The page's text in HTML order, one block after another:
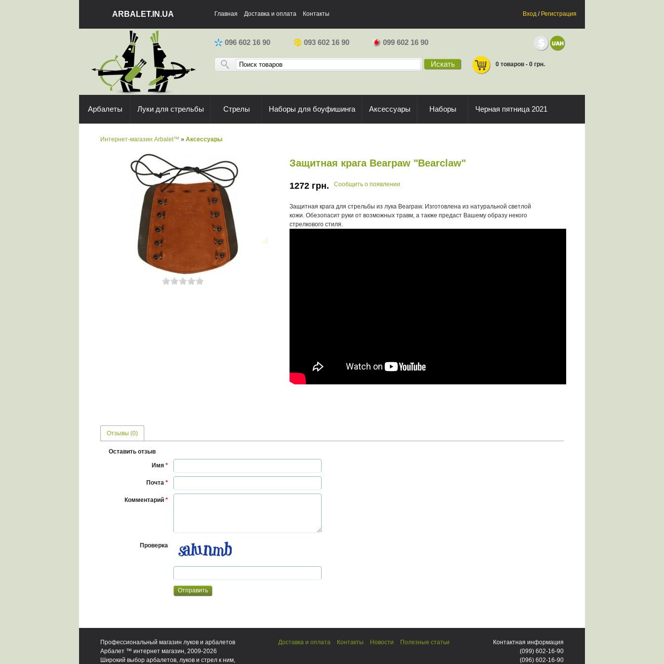
ARBALET.IN.UA Главная Доставка и оплата Контакты Вход / Регистрация
096 602 16 90 093 602 16 90 099 602 16 90
Искать 0 товаров - 0 грн.
Арбалеты Луки для стрельбы Стрелы Наборы для боуфишинга Аксессуары Наборы Черная пятница 2021
Интернет-магазин Arbalet™ » Аксессуары
Защитная крага Bearpaw "Bearclaw"
1272 грн. Сообщить о появлении
Защитная крага для стрельбы из лука Bearpaw. Изготовлена из натуральной светлой
кожи. Обезопасит руки от возможных травм, а также предаст Вашему образу некого
стрелкового стиля.
Отзывы (0)
Оставить отзыв
Имя *
Почта *
Комментарий *
Проверка
Профессиональный магазин луков и арбалетов
Арбалет ™ интернет магазин, 2009-2026
Широкий выбор арбалетов, луков и стрел к ним,
Доставка и оплата Контакты Новости Полезные статьи
Контактная информация
(099) 602-16-90
(096) 602-16-90